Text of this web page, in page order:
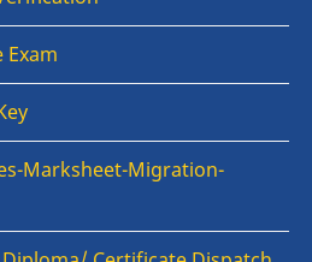
Exam
Marksheet-Migration-